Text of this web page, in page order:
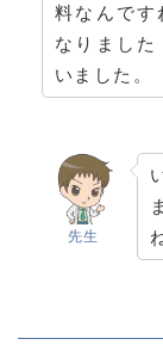
料なんです
なりまし
いました。
先生